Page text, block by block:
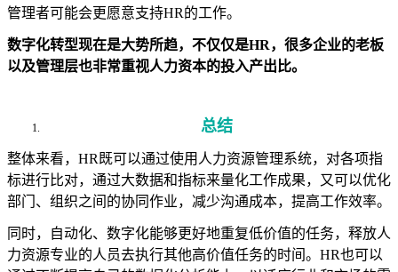
管理者可能会更愿意支持HR的工作。
数字化转型现在是大势所趋，不仅仅是HR，很多企业的老板
以及管理层也非常重视人力资本的投入产出比。
总结
整体来看，HR既可以通过使用人力资源管理系统，对各项指
标进行比对，通过大数据和指标来量化工作成果，又可以优化
部门、组织之间的协同作业，减少沟通成本，提高工作效率。
同时，自动化、数字化能够更好地重复低价值的任务，释放人
力资源专业的人员去执行其他高价值任务的时间。HR也可以